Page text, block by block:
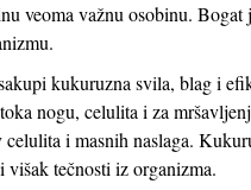
veoma važnu osobinu.
kukuruzna svila, blag i
nogu, celulita i za
i masnih naslaga.
višak tečnosti iz organizma.